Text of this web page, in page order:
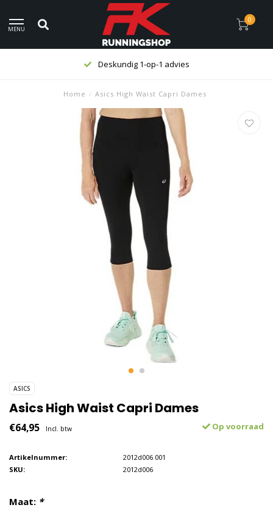
MENU
0
Deskundig 1-op-1 advies
Home / Asics High Waist Capri Dames
ASICS
Asics High Waist Capri Dames
€64,95 Incl. btw Op voorraad
Artikelnummer:
2012d006 001
SKU:
2012d006
Maat: *